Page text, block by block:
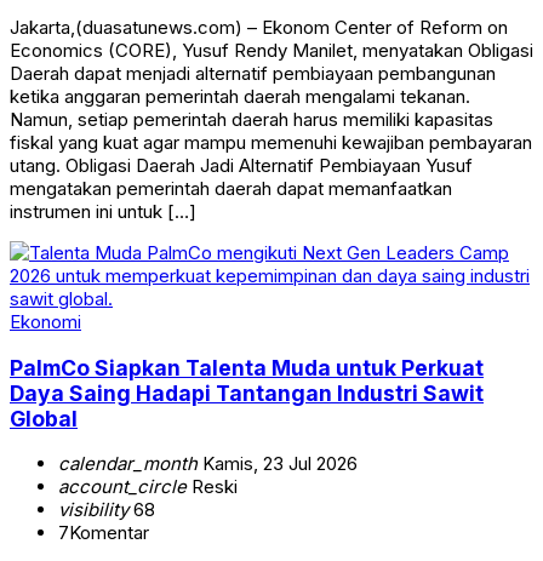
Jakarta,(duasatunews.com) – Ekonom Center of Reform on
Economics (CORE), Yusuf Rendy Manilet, menyatakan Obligasi
Daerah dapat menjadi alternatif pembiayaan pembangunan
ketika anggaran pemerintah daerah mengalami tekanan.
Namun, setiap pemerintah daerah harus memiliki kapasitas
fiskal yang kuat agar mampu memenuhi kewajiban pembayaran
utang. Obligasi Daerah Jadi Alternatif Pembiayaan Yusuf
mengatakan pemerintah daerah dapat memanfaatkan
instrumen ini untuk […]
Ekonomi
PalmCo Siapkan Talenta Muda untuk Perkuat
Daya Saing Hadapi Tantangan Industri Sawit
Global
calendar_monthKamis, 23 Jul 2026
account_circleReski
visibility68
7Komentar